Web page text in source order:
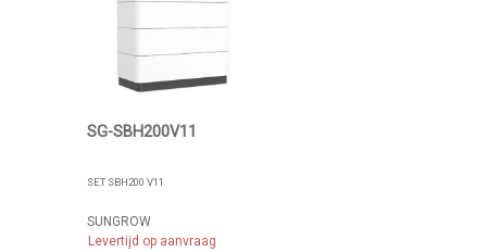
SG-SBH200V11
SET SBH200 V11
SUNGROW
Levertijd op aanvraag